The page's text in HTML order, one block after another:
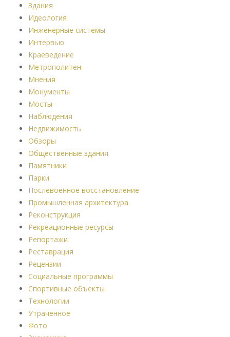
Здания
Идеология
Инженерные системы
Интервью
Краеведение
Метрополитен
Мнения
Монументы
Мосты
Наблюдения
Недвижимость
Обзоры
Общественные здания
Памятники
Парки
Послевоенное восстановление
Промышленная архитектура
Реконструкция
Рекреационные ресурсы
Репортажи
Реставрация
Рецензии
Социальные программы
Спортивные объекты
Технологии
Утраченное
Фото